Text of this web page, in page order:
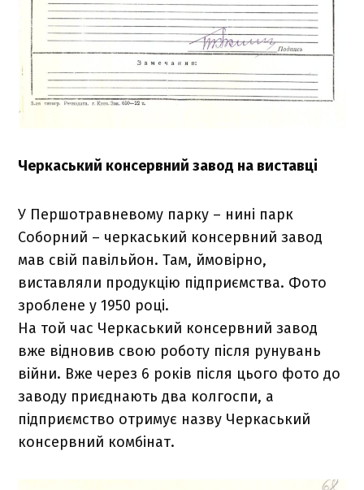
Черкаський консервний завод на виставці
У Першотравневому парку – нині парк
Соборний – черкаський консервний завод
мав свій павільйон. Там, ймовірно,
виставляли продукцію підприємства. Фото
зроблене у 1950 році.
На той час Черкаський консервний завод
вже відновив свою роботу після рунувань
війни. Вже через 6 років після цього фото до
заводу приєднають два колгоспи, а
підприємство отримує назву Черкаський
консервний комбінат.